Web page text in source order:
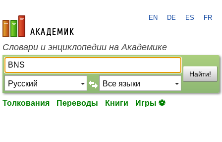
academic.ru
EN DE ES FR
Словари и энциклопедии на Академике
Найти!
Толкования Переводы Книги Игры ⚽